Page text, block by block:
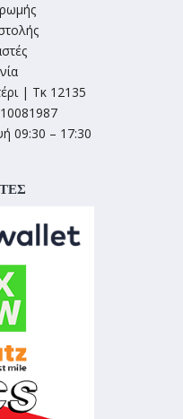
| Τκ 12135
09:30 – 17:30